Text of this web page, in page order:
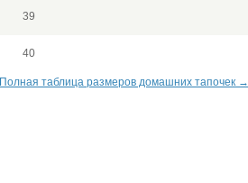
39
40
Полная таблица размеров домашних тапочек →